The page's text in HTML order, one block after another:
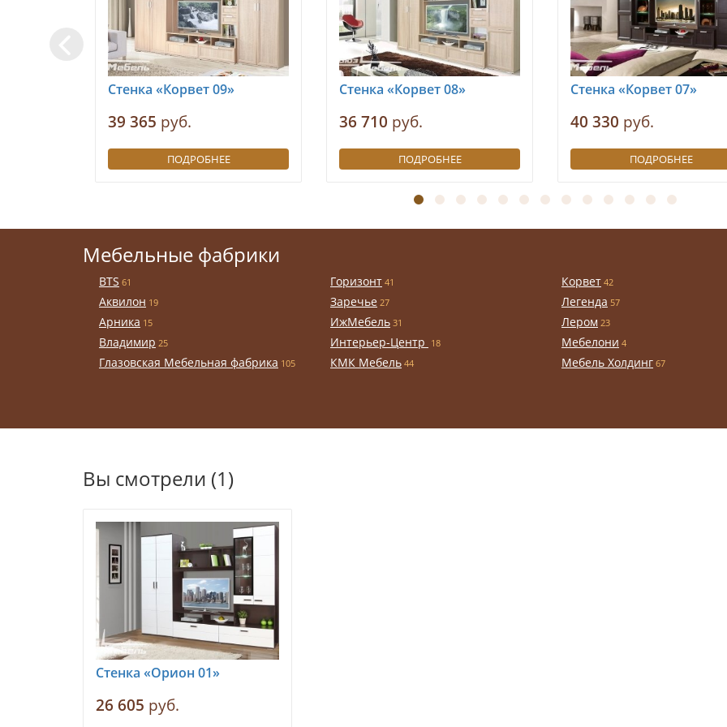
Стенка «Корвет 09»
39 365 руб.
ПОДРОБНЕЕ
Стенка «Корвет 08»
36 710 руб.
ПОДРОБНЕЕ
Стенка «Корвет 07»
40 330 руб.
ПОДРОБНЕЕ
Мебельные фабрики
BTS 61
Аквилон 19
Арника 15
Владимир 25
Глазовская Мебельная фабрика 105
Горизонт 41
Заречье 27
ИжМебель 31
Интерьер-Центр 18
КМК Мебель 44
Корвет 42
Легенда 57
Лером 23
Мебелони 4
Мебель Холдинг 67
Вы смотрели (1)
Стенка «Орион 01»
26 605 руб.